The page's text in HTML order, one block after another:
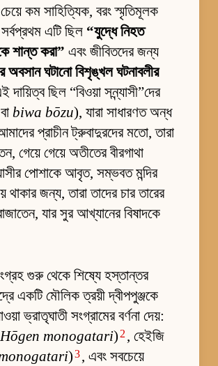
কম সাহিত্যিক, বরং স্মৃতিমূলক
এটি ছিল “যুদ্ধে নিহত
শান্ত করা” এবং জীবিতদের জন্য
অবসান ঘটানো বিশৃঙ্খল ঘটনাবলীর
দায়িত্ব ছিল “বিওয়া সন্ন্যাসী”দের
বা biwa bōzu), যারা সাধারণত অন্ধ
প্রাচীন ট্রুবাদুরদের মতো, তারা
গেয়ে গেয়ে অতীতের বীরগাথা
পোশাকে আবৃত, সম্ভবত মন্দির
থাকার জন্য, তারা তাদের চার তারের
যার সুর আখ্যানের বিষাদকে
গুরু থেকে শিষ্যে হস্তান্তর
একটি মৌলিক ত্রয়ী দ্বীপপুঞ্জকে
ভ্রাতৃঘাতী সংগ্রামের বর্ণনা দেয়:
Hōgen monogatari) 2 , হেইজি
)3, এবং সবচেয়ে